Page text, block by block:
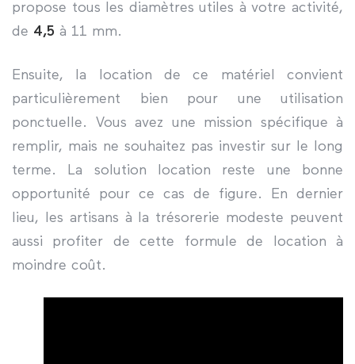
propose tous les diamètres utiles à votre activité,
de 4,5 à 11 mm.
Ensuite, la location de ce matériel convient
particulièrement bien pour une utilisation
ponctuelle. Vous avez une mission spécifique à
remplir, mais ne souhaitez pas investir sur le long
terme. La solution location reste une bonne
opportunité pour ce cas de figure. En dernier
lieu, les artisans à la trésorerie modeste peuvent
aussi profiter de cette formule de location à
moindre coût.